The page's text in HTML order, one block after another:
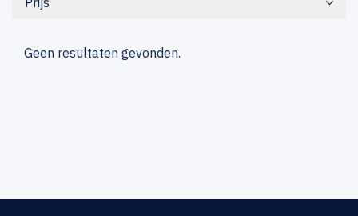
Geen resultaten gevonden.